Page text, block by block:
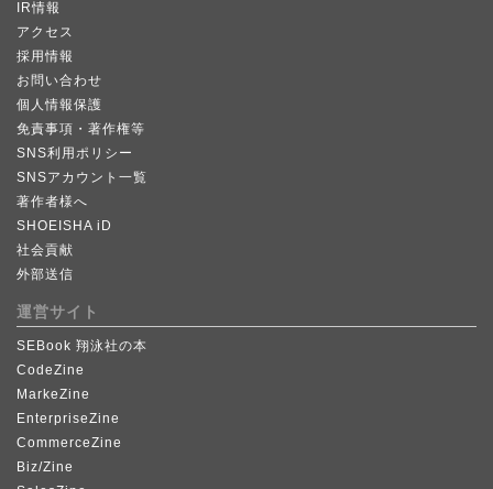
IR情報
アクセス
採用情報
お問い合わせ
個人情報保護
免責事項・著作権等
SNS利用ポリシー
SNSアカウント一覧
著作者様へ
SHOEISHA iD
社会貢献
外部送信
運営サイト
SEBook 翔泳社の本
CodeZine
MarkeZine
EnterpriseZine
CommerceZine
Biz/Zine